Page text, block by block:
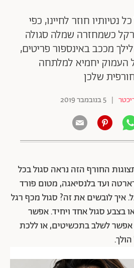
נטיותיו חוזר לחיינו, כפי
כשמחזרה שמלה סגולה
מככב באינספור פריטים,
העמוק יחמיא למלתחה
שלכן
| 5 בנובמבר 2019
החורף הזה נראה סגול בכל
ועד בלנסיאגה, מטום פורד
איך לובשים את זה? סגול מכף רגל
בצבע סגול אחד ויחיד. אפשר
אפשר לשלב בתכשיטים, או ללכת